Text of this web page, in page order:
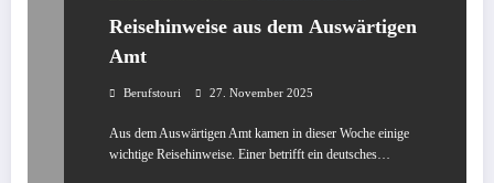
Reisehinweise aus dem Auswärtigen
Amt
Berufstouri 27. November 2025
Aus dem Auswärtigen Amt kamen in dieser Woche einige
wichtige Reisehinweise. Einer betrifft ein deutsches…